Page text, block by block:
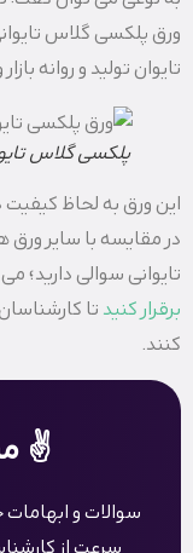
ورق پلکسی گلاس
تایوان تولید و روانه
پلکسی گلاس
این ورق به لحاظ
در مقایسه با سایر
تایوانی سوالی دارید؛
برقرار کنید تا
کنند.
✌️
سوالات و ابهامات